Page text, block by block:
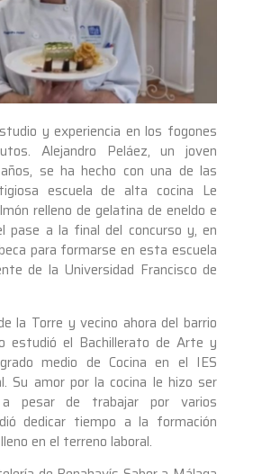
y experiencia en los fogones
Alejandro Peláez, un joven
se ha hecho con una de las
escuela de alta cocina Le
relleno de gelatina de eneldo e
pase a la final del concurso y, en
para formarse en esta escuela
de la Universidad Francisco de
la Torre y vecino ahora del barrio
estudió el Bachillerato de Arte y
medio de Cocina en el IES
Su amor por la cocina le hizo ser
pesar de trabajar por varios
dedicar tiempo a la formación
en el terreno laboral.